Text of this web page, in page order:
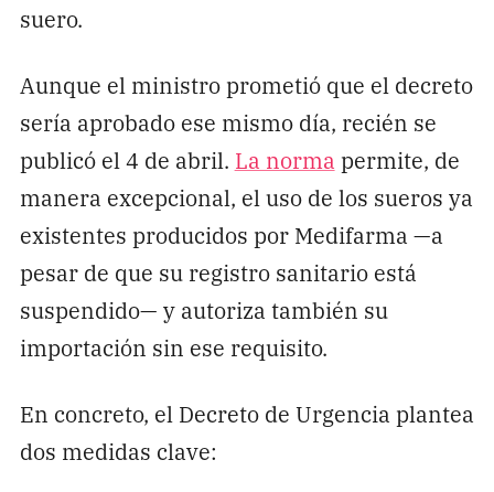
suero.
Aunque el ministro prometió que el decreto
sería aprobado ese mismo día, recién se
publicó el 4 de abril. La norma permite, de
manera excepcional, el uso de los sueros ya
existentes producidos por Medifarma —a
pesar de que su registro sanitario está
suspendido— y autoriza también su
importación sin ese requisito.
En concreto, el Decreto de Urgencia plantea
dos medidas clave: